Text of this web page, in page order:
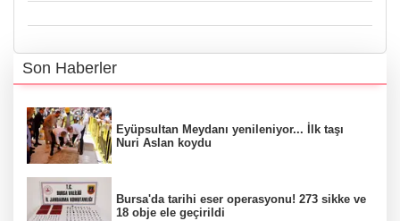
Son Haberler
Eyüpsultan Meydanı yenileniyor... İlk taşı
Nuri Aslan koydu
Bursa'da tarihi eser operasyonu! 273 sikke ve
18 obje ele geçirildi